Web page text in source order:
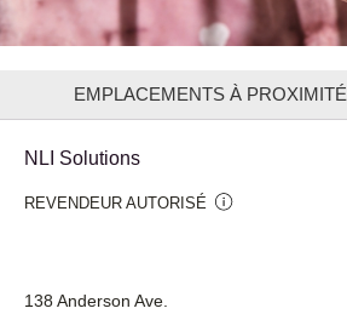
EMPLACEMENTS À PROXIMITÉ
NLI Solutions
REVENDEUR AUTORISÉ
138 Anderson Ave.